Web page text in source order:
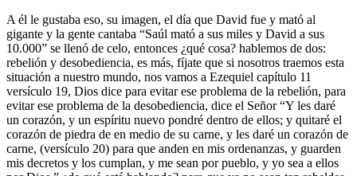
A él le gustaba eso, su imagen, el día que David fue y mató al
gigante y la gente cantaba “Saúl mató a sus miles y David a sus
10.000” se llenó de celo, entonces ¿qué cosa? hablemos de dos:
rebelión y desobediencia, es más, fíjate que si nosotros traemos esta
situación a nuestro mundo, nos vamos a Ezequiel capítulo 11
versículo 19, Dios dice para evitar ese problema de la rebelión, para
evitar ese problema de la desobediencia, dice el Señor “Y les daré
un corazón, y un espíritu nuevo pondré dentro de ellos; y quitaré el
corazón de piedra de en medio de su carne, y les daré un corazón de
carne, (versículo 20) para que anden en mis ordenanzas, y guarden
mis decretos y los cumplan, y me sean por pueblo, y yo sea a ellos